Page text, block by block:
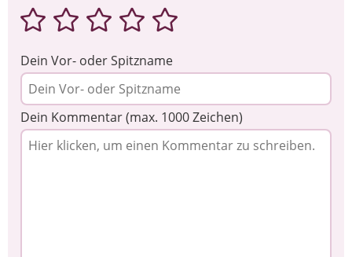
Dein Vor- oder Spitzname
Dein Kommentar (max. 1000 Zeichen)